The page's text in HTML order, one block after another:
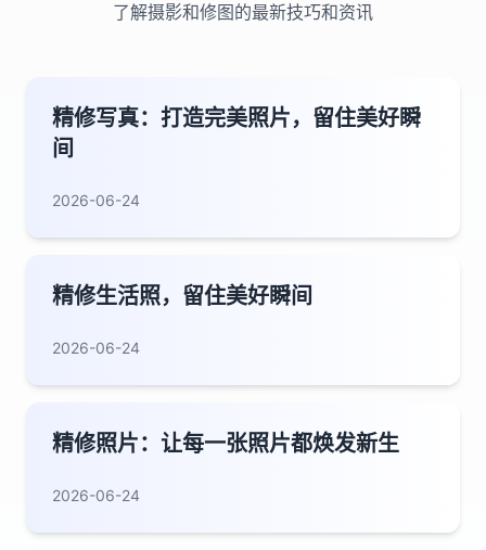
了解摄影和修图的最新技巧和资讯
精修写真：打造完美照片，留住美好瞬
间
2026-06-24
精修生活照，留住美好瞬间
2026-06-24
精修照片：让每一张照片都焕发新生
2026-06-24